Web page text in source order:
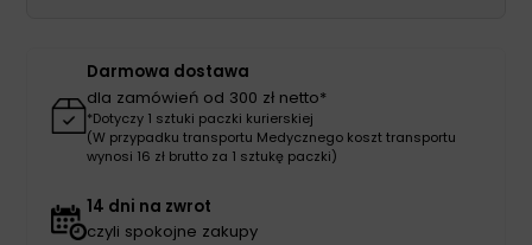
Darmowa dostawa
dla zamówień od 300 zł netto*
*Dotyczy 1 sztuki paczki kurierskiej
(W przypadku transportu Medycznego koszt transportu
wynosi 16 zł brutto za 1 sztukę paczki)
14 dni na zwrot
czyli spokojne zakupy